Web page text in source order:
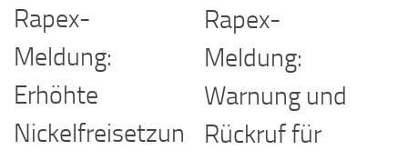
Rapex-
Meldung:
Erhöhte
Nickelfreisetzun
Rapex-
Meldung:
Warnung und
Rückruf für